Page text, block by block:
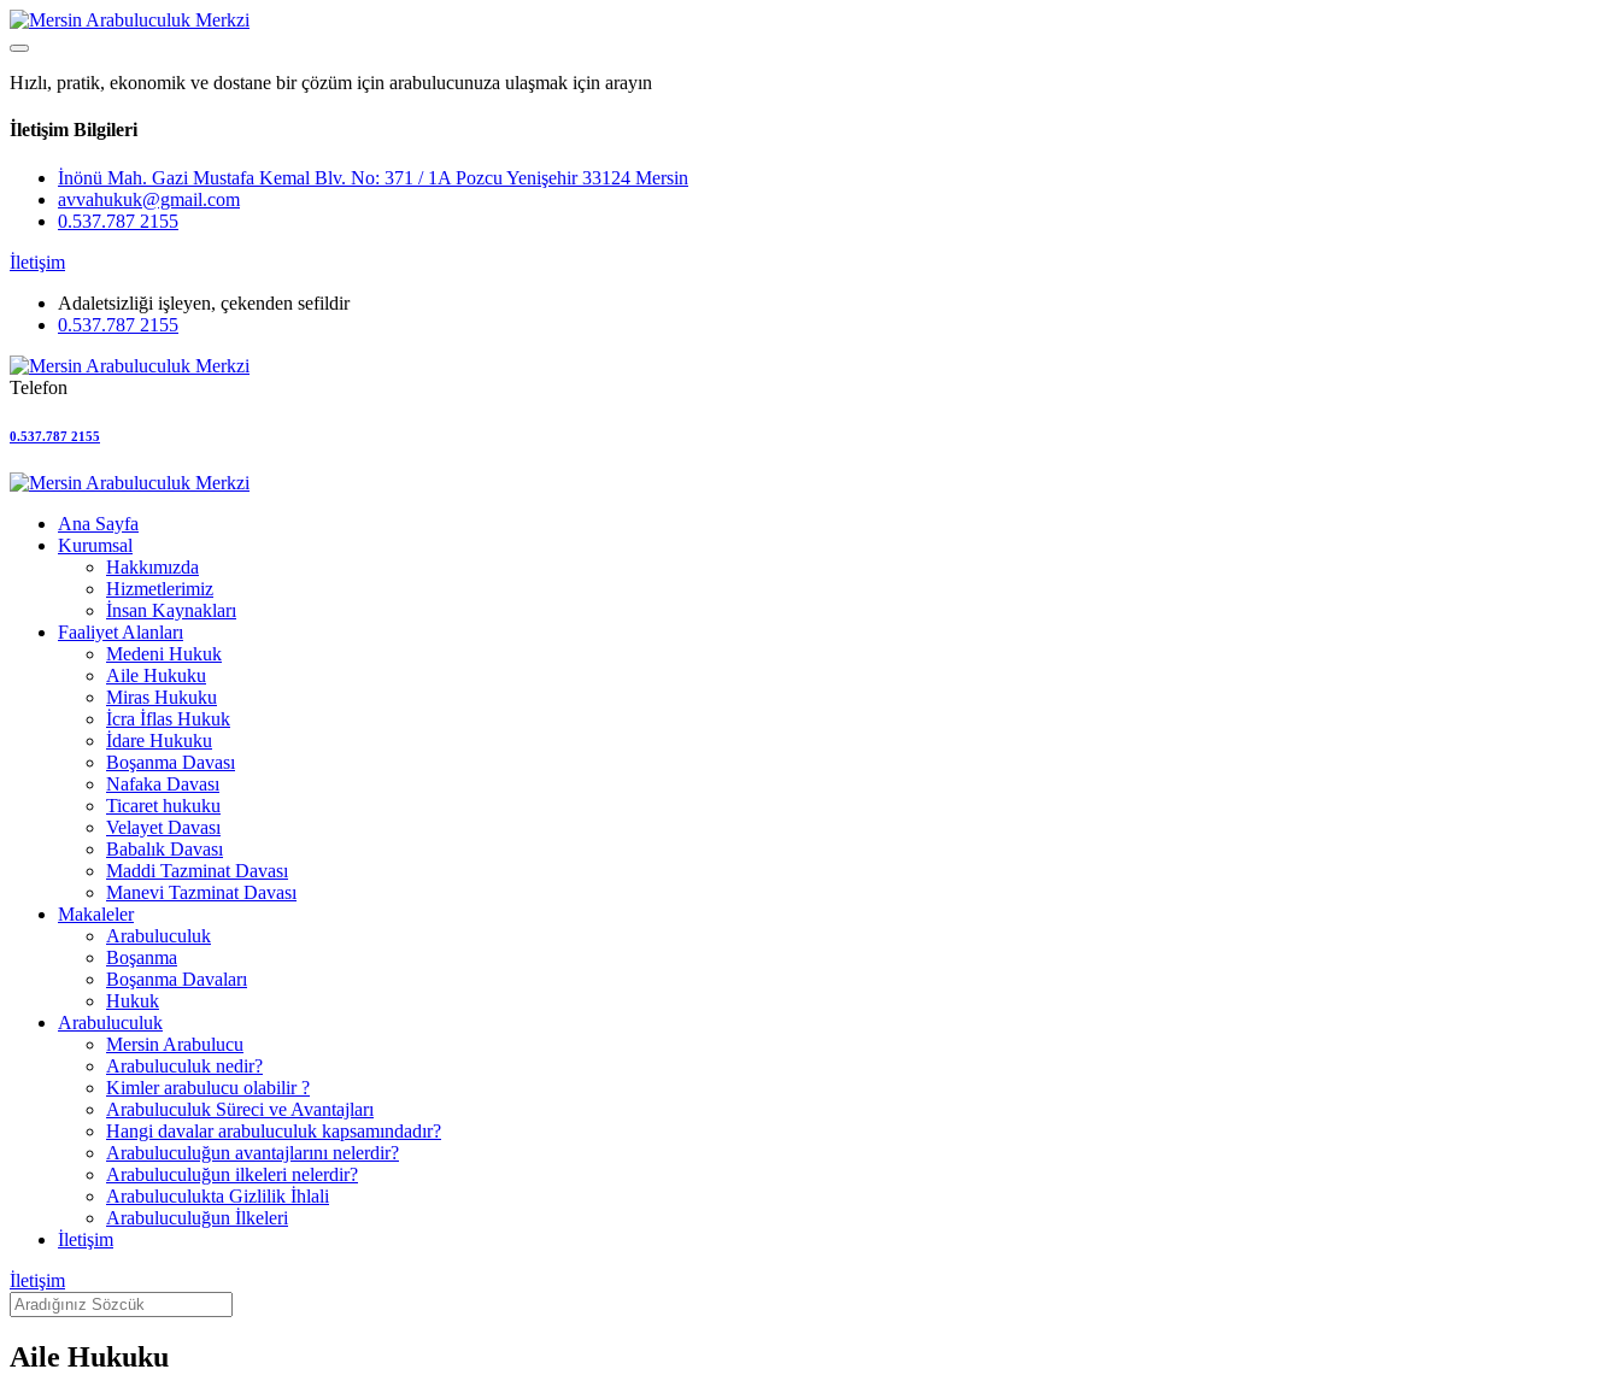
Hızlı, pratik, ekonomik ve dostane bir çözüm için arabulucunuza ulaşmak için arayın
İletişim Bilgileri
İnönü Mah. Gazi Mustafa Kemal Blv. No: 371 / 1A Pozcu Yenişehir 33124 Mersin
avvahukuk@gmail.com
0.537.787 2155
İletişim
Adaletsizliği işleyen, çekenden sefildir
0.537.787 2155
Telefon
0.537.787 2155
Ana Sayfa
Kurumsal
Hakkımızda
Hizmetlerimiz
İnsan Kaynakları
Faaliyet Alanları
Medeni Hukuk
Aile Hukuku
Miras Hukuku
İcra İflas Hukuk
İdare Hukuku
Boşanma Davası
Nafaka Davası
Ticaret hukuku
Velayet Davası
Babalık Davası
Maddi Tazminat Davası
Manevi Tazminat Davası
Makaleler
Arabuluculuk
Boşanma
Boşanma Davaları
Hukuk
Arabuluculuk
Mersin Arabulucu
Arabuluculuk nedir?
Kimler arabulucu olabilir ?
Arabuluculuk Süreci ve Avantajları
Hangi davalar arabuluculuk kapsamındadır?
Arabuluculuğun avantajlarını nelerdir?
Arabuluculuğun ilkeleri nelerdir?
Arabuluculukta Gizlilik İhlali
Arabuluculuğun İlkeleri
İletişim
İletişim
Aile Hukuku